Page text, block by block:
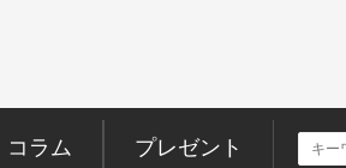
コラム プレゼント